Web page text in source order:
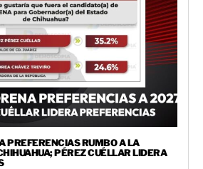
PREFERENCIAS RUMBO A LA
PÉREZ CUÉLLAR LIDERA